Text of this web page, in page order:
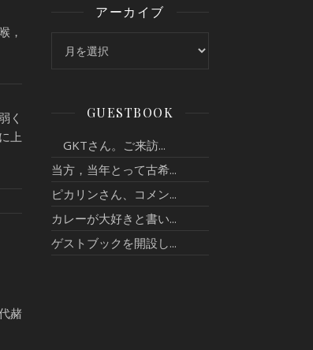
，
く
上
赭
アーカイブ
GUESTBOOK
GKTさん。ご来訪...
当方，当年とって古希...
ピカリンさん、コメン...
カレーが大好きと書い...
ゲストブックを開設し...